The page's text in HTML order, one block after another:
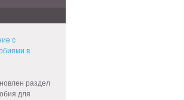
с
в
раздел
для